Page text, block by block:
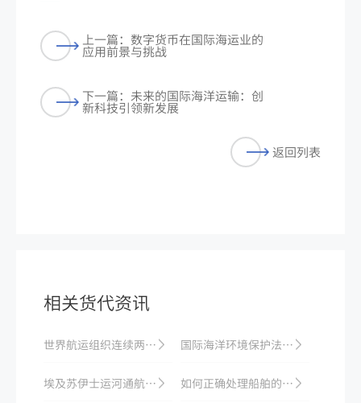
上一篇：数字货币在国际海运业的
应用前景与挑战
下一篇：未来的国际海洋运输：创
新科技引领新发展
返回列表
相关货代资讯
世界航运组织连续两年发布海难报告，呼吁加强海上安全管理 国际海洋环境保护法律法规梳理
埃及苏伊士运河通航费调整政策：不同吨位船舶费用变化 如何正确处理船舶的客户服务?